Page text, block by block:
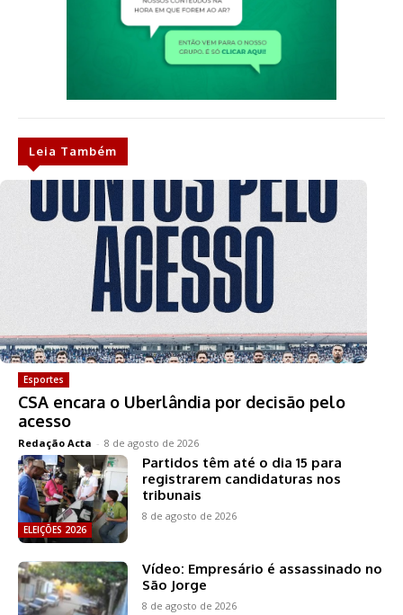
Leia Também
Esportes
CSA encara o Uberlândia por decisão pelo
acesso
Redação Acta - 8 de agosto de 2026
ELEIÇÕES 2026
Partidos têm até o dia 15 para
registrarem candidaturas nos
tribunais
8 de agosto de 2026
Vídeo: Empresário é assassinado no
São Jorge
8 de agosto de 2026